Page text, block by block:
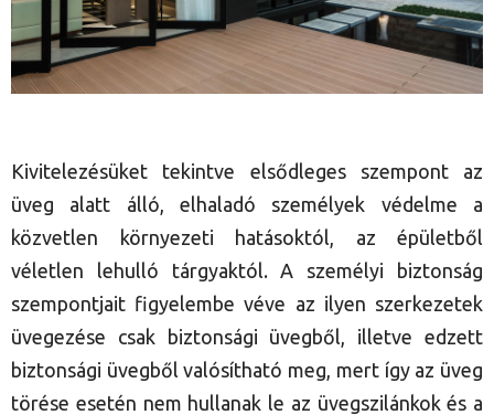
Kivitelezésüket tekintve elsődleges szempont az
üveg alatt álló, elhaladó személyek védelme a
közvetlen környezeti hatásoktól, az épületből
véletlen lehulló tárgyaktól. A személyi biztonság
szempontjait figyelembe véve az ilyen szerkezetek
üvegezése csak biztonsági üvegből, illetve edzett
biztonsági üvegből valósítható meg, mert így az üveg
törése esetén nem hullanak le az üvegszilánkok és a